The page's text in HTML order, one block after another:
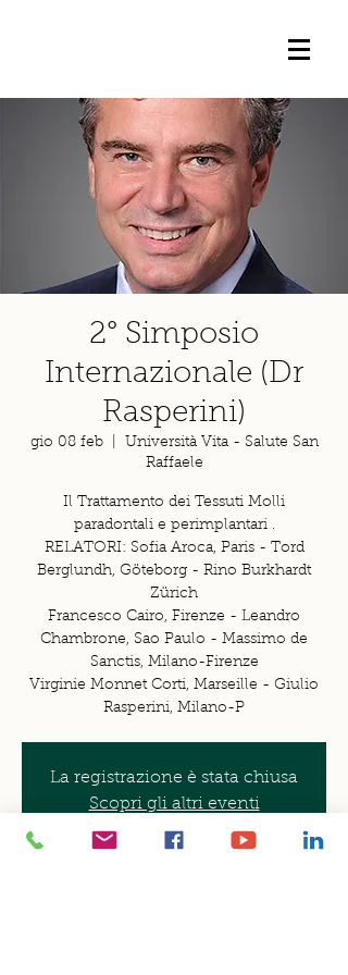
2° Simposio
Internazionale (Dr
Rasperini)
gio 08 feb
  |
Università Vita - Salute San
Raffaele
Il Trattamento dei Tessuti Molli
paradontali e perimplantari .
RELATORI: Sofia Aroca, Paris - Tord
Berglundh, Göteborg - Rino Burkhardt
Zürich
Francesco Cairo, Firenze - Leandro
Chambrone, Sao Paulo - Massimo de
Sanctis, Milano-Firenze
Virginie Monnet Corti, Marseille - Giulio
Rasperini, Milano-P
La registrazione è stata chiusa
Scopri gli altri eventi